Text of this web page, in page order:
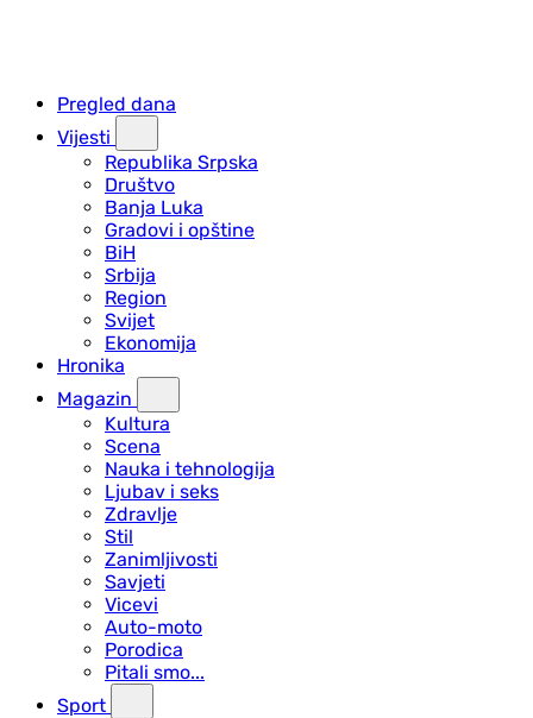
Pregled dana
Vijesti
Republika Srpska
Društvo
Banja Luka
Gradovi i opštine
BiH
Srbija
Region
Svijet
Ekonomija
Hronika
Magazin
Kultura
Scena
Nauka i tehnologija
Ljubav i seks
Zdravlje
Stil
Zanimljivosti
Savjeti
Vicevi
Auto-moto
Porodica
Pitali smo...
Sport